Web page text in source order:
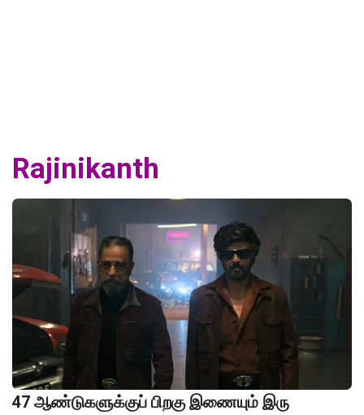
Rajinikanth
47 ஆண்டுகளுக்குப் பிறகு இணையும் இரு